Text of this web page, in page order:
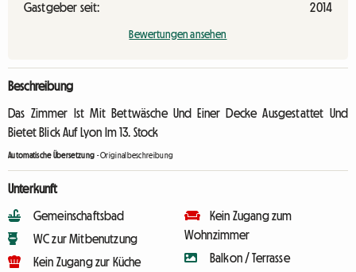
Gastgeber seit:
2014
Bewertungen ansehen
Beschreibung
Das Zimmer Ist Mit Bettwäsche Und Einer Decke Ausgestattet Und
Bietet Blick Auf Lyon Im 13. Stock
Automatische Übersetzung -Originalbeschreibung
Unterkunft
Gemeinschaftsbad
WC zur Mitbenutzung
Kein Zugang zur Küche
Kein Zugang zum
Wohnzimmer
Balkon / Terrasse